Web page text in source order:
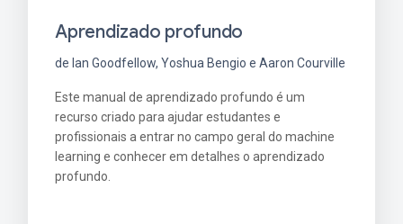
Aprendizado profundo
de Ian Goodfellow, Yoshua Bengio e Aaron Courville
Este manual de aprendizado profundo é um
recurso criado para ajudar estudantes e
profissionais a entrar no campo geral do machine
learning e conhecer em detalhes o aprendizado
profundo.